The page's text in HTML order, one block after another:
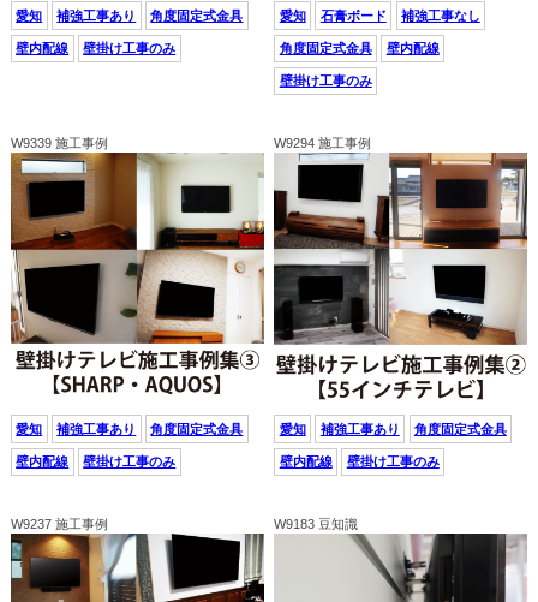
愛知 補強工事あり 角度固定式金具
壁内配線 壁掛け工事のみ
愛知 石膏ボード 補強工事なし
角度固定式金具 壁内配線
壁掛け工事のみ
W9339 施工事例
愛知 補強工事あり 角度固定式金具
壁内配線 壁掛け工事のみ
W9294 施工事例
愛知 補強工事あり 角度固定式金具
壁内配線 壁掛け工事のみ
W9237 施工事例 W9183 豆知識